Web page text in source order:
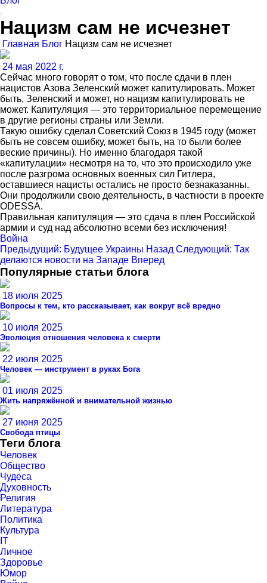
Нацизм сам не исчезнет
Главная Блог Нацизм сам не исчезнет
24 мая 2022 г.
Сейчас много говорят о том, что после сдачи в плен
нацистов Азова Зеленский может капитулировать. Может
быть, Зеленский и может, но нацизм капитулировать не
может. Капитуляция — это территориальное перемещение
в другие регионы страны или Земли.
Такую ошибку сделал Советский Союз в 1945 году (может
быть не совсем ошибку, может быть, на то были более
веские причины). Но именно благодаря такой
«капитулации» несмотря на то, что это происходило уже
после разгрома основных военных сил Гитлера,
оставшиеся нацисты остались не просто безнаказанны.
Они продолжили свою деятельность, в частности в проекте
ODESSA.
Правильная капитуляция — это сдача в плен Российской
армии и суд над абсолютно всеми без исключения!
Война
Предыдущий: Будущее Украины Назад Следующий: Так
делаются новости на Западе Вперед
Популярные статьи блога
18 июля 2025
Вопросы к тем, кто рассказывает, как вокруг всё вредно
10 июля 2025
Эволюция отношения человека к смерти
22 июля 2025
Человек — инструмент в руках Бога
01 июля 2025
Жить напряжённой и внимательной жизнью
27 июня 2025
Свобода птицы
Теги блога
Человек
Общество
Чудеса
Духовность
Религия
Литература
Политика
Культура
IT
Личное
Здоровье
Юмор